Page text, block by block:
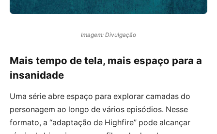
Imagem: Divulgação
Mais tempo de tela, mais espaço para a
insanidade
Uma série abre espaço para explorar camadas do
personagem ao longo de vários episódios. Nesse
formato, a “adaptação de Highfire” pode alcançar